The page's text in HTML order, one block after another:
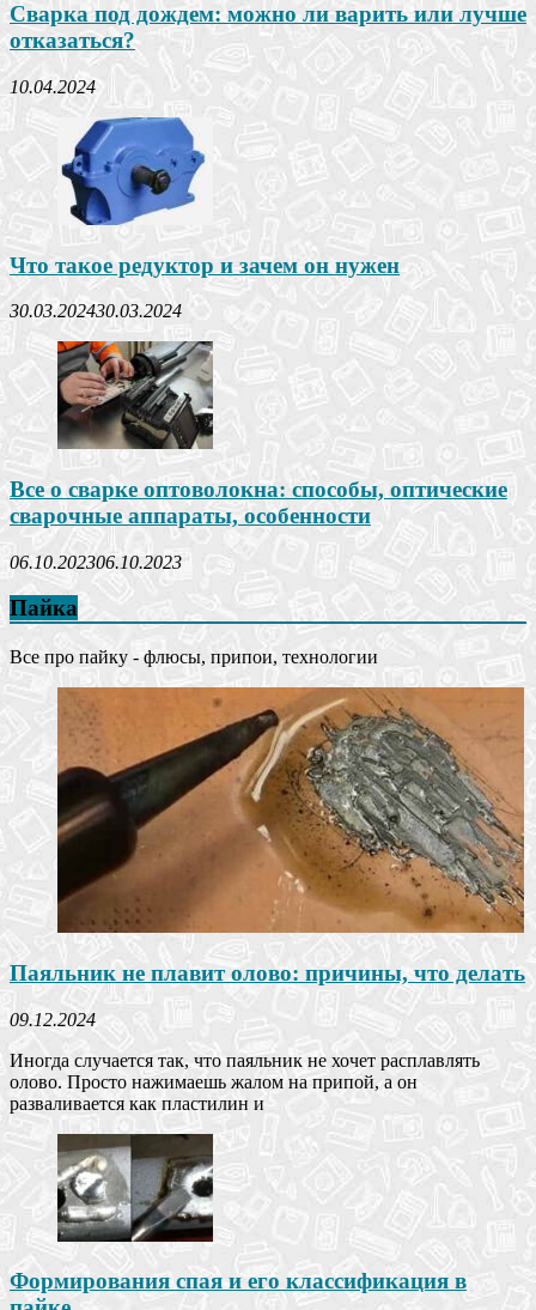
Сварка под дождем: можно ли варить или лучше
отказаться?
10.04.2024
Что такое редуктор и зачем он нужен
30.03.202430.03.2024
Все о сварке оптоволокна: способы, оптические
сварочные аппараты, особенности
06.10.202306.10.2023
Пайка
Все про пайку - флюсы, припои, технологии
Паяльник не плавит олово: причины, что делать
09.12.2024
Иногда случается так, что паяльник не хочет расплавлять
олово. Просто нажимаешь жалом на припой, а он
разваливается как пластилин и
Формирования спая и его классификация в